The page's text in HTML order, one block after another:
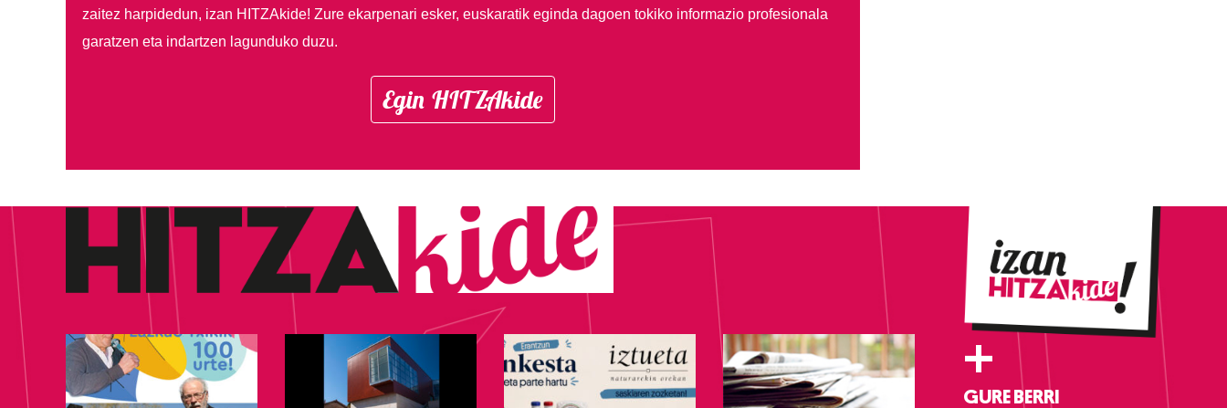
zaitez harpidedun, izan HITZAkide! Zure ekarpenari esker, euskaratik eginda dagoen tokiko informazio profesionala
garatzen eta indartzen lagunduko duzu.
Egin HITZAkide
+
GURE BERRI